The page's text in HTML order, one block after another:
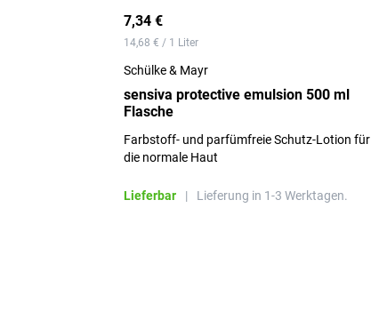
7,34 €
14,68 € / 1 Liter
Schülke & Mayr
sensiva protective emulsion 500 ml
Flasche
Farbstoff- und parfümfreie Schutz-Lotion für
die normale Haut
Lieferbar | Lieferung in 1-3 Werktagen.